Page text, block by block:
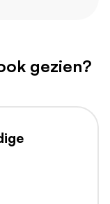
gezien?